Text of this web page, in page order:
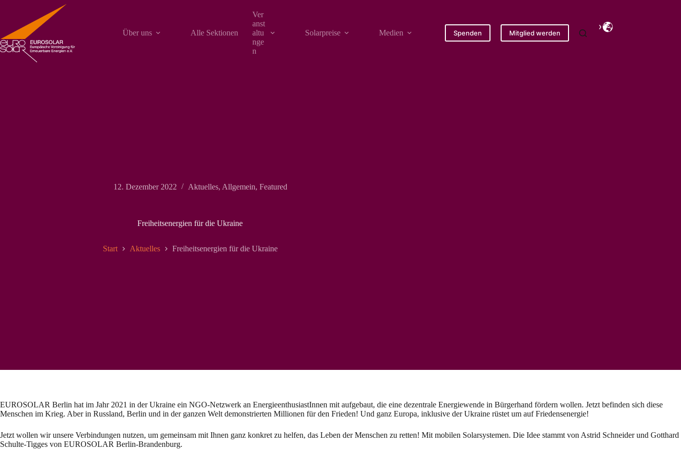
Über uns
Alle Sektionen
Ver
anst
altu
nge
n
Solarpreise Medien Spenden Mitglied werden
12. Dezember 2022 Aktuelles, Allgemein, Featured
Freiheitsenergien für die Ukraine
Start Aktuelles Freiheitsenergien für die Ukraine
EUROSOLAR Berlin hat im Jahr 2021 in der Ukraine ein NGO-Netzwerk an EnergieenthusiastInnen mit aufgebaut, die eine dezentrale Energiewende in Bürgerhand fördern wollen. Jetzt befinden sich diese
Menschen im Krieg. Aber in Russland, Berlin und in der ganzen Welt demonstrierten Millionen für den Frieden! Und ganz Europa, inklusive der Ukraine rüstet um auf Friedensenergie!
Jetzt wollen wir unsere Verbindungen nutzen, um gemeinsam mit Ihnen ganz konkret zu helfen, das Leben der Menschen zu retten! Mit mobilen Solarsystemen. Die Idee stammt von Astrid Schneider und Gotthard
Schulte-Tigges von EUROSOLAR Berlin-Brandenburg.